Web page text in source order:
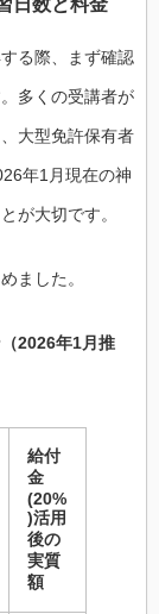
る際、まず確認
多くの受講者が
大型免許保有者
年1月現在の神
が大切です。
ました。
2026年1月推
給付
金
(20%
)活用
後の
実質
額